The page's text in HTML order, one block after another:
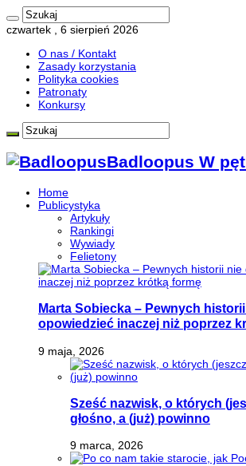
czwartek , 6 sierpień 2026
O nas / Kontakt
Zasady korzystania
Polityka cookies
Patronaty
Konkursy
Badloopus W
Home
Publicystyka
Artykuły
Rankingi
Wywiady
Felietony
Marta Sobiecka – Pewnych
opowiedzieć inaczej niż poprzez
9 maja, 2026
Sześć nazwisk, o których
głośno, a (już) powinno
9 marca, 2026